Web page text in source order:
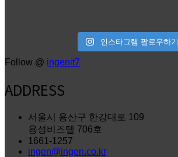
인스타그램 팔로우하기
Follow @ ingenit7
ADDRESS
서울시 용산구 한강대로 109
용성비즈텔 706호
1661-1257
ingen@ingen.co.kr